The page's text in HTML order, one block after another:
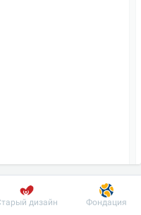
Пациенту
дизайн Фондация